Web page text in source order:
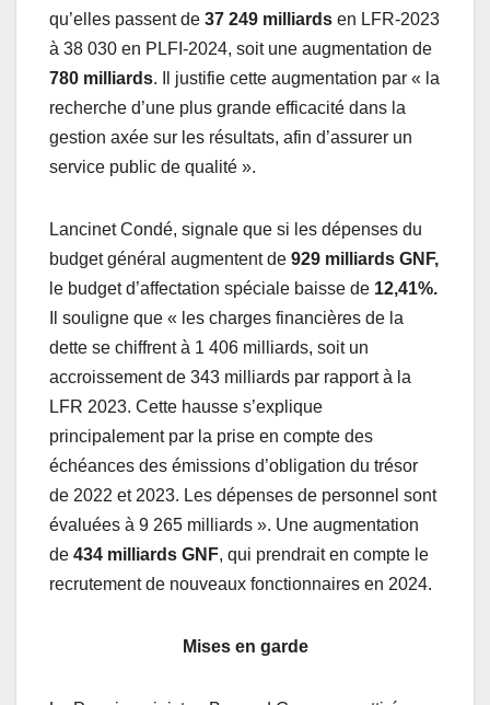
qu’elles passent de 37 249 milliards en LFR-2023
à 38 030 en PLFI-2024, soit une augmentation de
780 milliards. Il justifie cette augmentation par « la
recherche d’une plus grande efficacité dans la
gestion axée sur les résultats, afin d’assurer un
service public de qualité ».
Lancinet Condé, signale que si les dépenses du
budget général augmentent de 929 milliards GNF,
le budget d’affectation spéciale baisse de 12,41%.
Il souligne que « les charges financières de la
dette se chiffrent à 1 406 milliards, soit un
accroissement de 343 milliards par rapport à la
LFR 2023. Cette hausse s’explique
principalement par la prise en compte des
échéances des émissions d’obligation du trésor
de 2022 et 2023. Les dépenses de personnel sont
évaluées à 9 265 milliards ». Une augmentation
de 434 milliards GNF, qui prendrait en compte le
recrutement de nouveaux fonctionnaires en 2024.
Mises en garde